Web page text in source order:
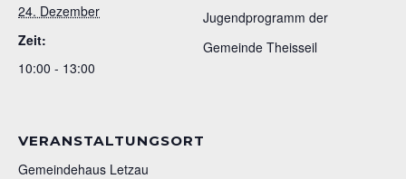
24. Dezember
Zeit:
10:00 - 13:00
Jugendprogramm der
Gemeinde Theisseil
VERANSTALTUNGSORT
Gemeindehaus Letzau